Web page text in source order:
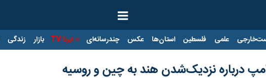
علمی فلسطین استان‌ها عکس چندرسانه‌ای ایرنا TV بازار زندگی
درباره نزدیک‌شدن هند به چین و روسیه